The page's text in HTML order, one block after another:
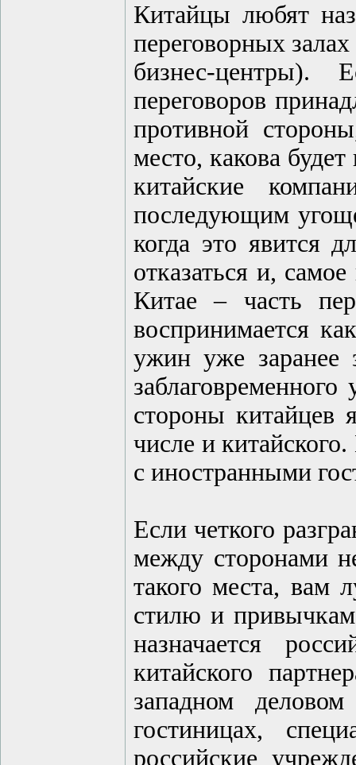
Китайцы любят
переговорных
бизнес-центры).
переговоров
противной
место, какова
китайские
последующим
когда это явится
отказаться и,
Китае – часть
воспринимается
ужин уже заранее
стороны китайцев
числе и
с иностранными
Если четкого
между сторонами
такого места, вам
стилю и привычкам
назначается
китайского
западном
гостиницах,
российские